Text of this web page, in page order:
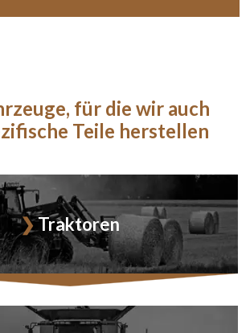
für die wir auch
Teile herstellen
Traktoren